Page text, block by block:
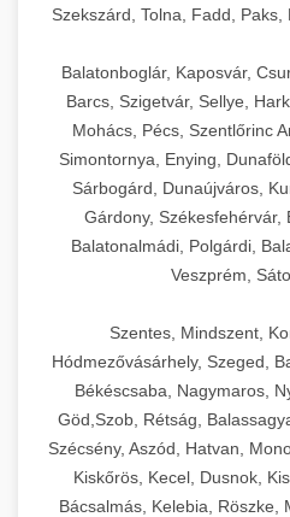
Szekszárd, Tolna, Fadd,
Balatonboglár, Kaposvár,
Barcs, Szigetvár, Sellye,
Mohács, Pécs, Szentlőrinc
Simontornya, Enying,
Sárbogárd, Dunaújváros,
Gárdony, Székesfehérvár,
Balatonalmádi, Polgárdi,
Veszprém,
Szentes, Mindszent,
Hódmezővásárhely, Szeged,
Békéscsaba, Nagymaros,
Göd,Szob, Rétság,
Szécsény, Aszód, Hatvan,
Kiskőrös, Kecel, Dusnok,
Bácsalmás, Kelebia, Röszke,